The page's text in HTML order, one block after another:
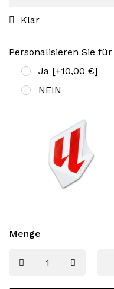
Klar
Personalisieren Sie für
Ja [+10,00 €]
NEIN
Menge